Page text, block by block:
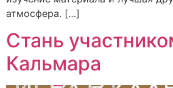
атмосфера. […]
Стань
Кальмара